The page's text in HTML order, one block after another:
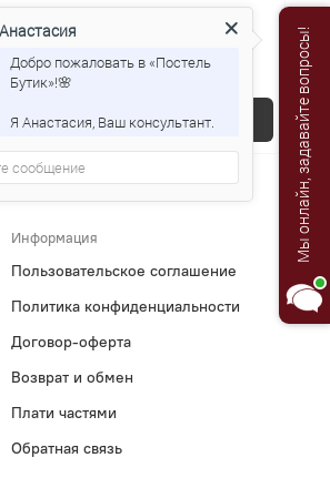
В корзину
Информация
Пользовательское соглашение
Политика конфиденциальности
Договор-оферта
Возврат и обмен
Плати частями
Обратная связь
Мы онлайн, задавайте вопросы!
Анастасия
Добро пожаловать в «Постель
Бутик»!🌸
Я Анастасия, Ваш консультант.